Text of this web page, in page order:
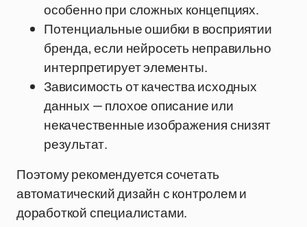
особенно при сложных концепциях.
Потенциальные ошибки в восприятии
бренда, если нейросеть неправильно
интерпретирует элементы.
Зависимость от качества исходных
данных — плохое описание или
некачественные изображения снизят
результат.
Поэтому рекомендуется сочетать
автоматический дизайн с контролем и
доработкой специалистами.